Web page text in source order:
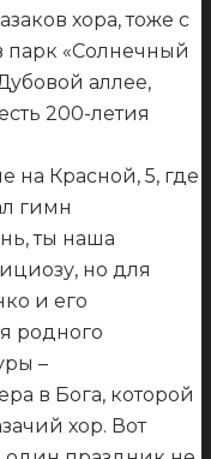
хора, тоже с
парк «Солнечный
аллее,
200-летия
на Красной, 5, где
гимн
ты наша
но для
и его
родного
–
в Бога, которой
хор. Вот